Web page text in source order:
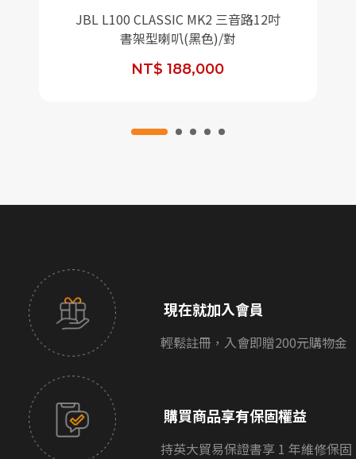
JBL L100 CLASSIC MK2 三音路12吋
書架型喇叭(黑色)/對
NT$ 188,000
現在就加入會員
輕鬆註冊，入會即贈200元購物金
購買商品享有保固權益
持英大貿易保證書享 1 年維修保固